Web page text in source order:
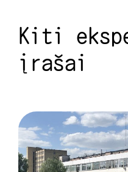
Kiti
įrašai